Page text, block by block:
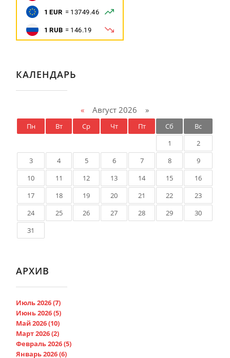
КАЛЕНДАРЬ
« Август 2026 »
Пн Вт Ср Чт Пт Сб
Вс
1
2
3
4 5 6 7 8
9
10
11 12 13 14 15
16
17
18 19 20 21 22
23
24
25 26 27 28 29
30
31
АРХИВ
Июль 2026 (7)
Июнь 2026 (5)
Май 2026 (10)
Март 2026 (2)
Февраль 2026 (5)
Январь 2026 (6)